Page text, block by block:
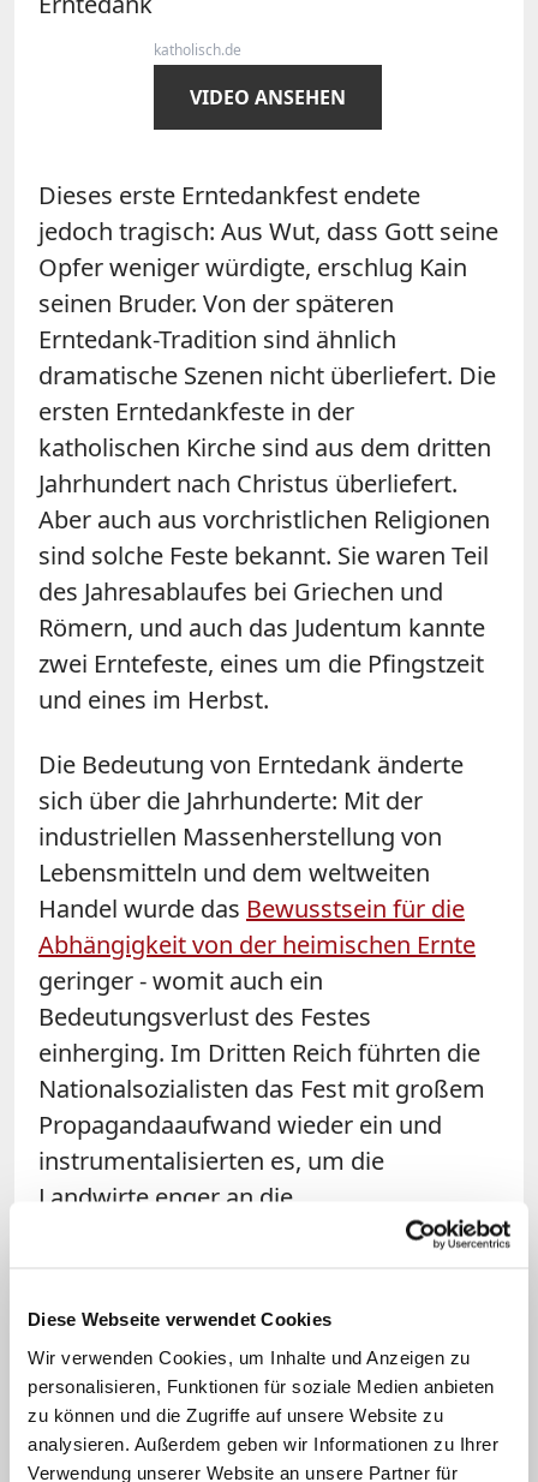
Diese Webseite verwendet Cookies
Wir verwenden Cookies, um Inhalte und Anzeigen zu
personalisieren, Funktionen für soziale Medien anbieten
zu können und die Zugriffe auf unsere Website zu
analysieren. Außerdem geben wir Informationen zu Ihrer
Verwendung unserer Website an unsere Partner für
katholisch.de
VIDEO ANSEHEN
Dieses erste Erntedankfest endete
jedoch tragisch: Aus Wut, dass Gott seine
Opfer weniger würdigte, erschlug Kain
seinen Bruder. Von der späteren
Erntedank-Tradition sind ähnlich
dramatische Szenen nicht überliefert. Die
ersten Erntedankfeste in der
katholischen Kirche sind aus dem dritten
Jahrhundert nach Christus überliefert.
Aber auch aus vorchristlichen Religionen
sind solche Feste bekannt. Sie waren Teil
des Jahresablaufes bei Griechen und
Römern, und auch das Judentum kannte
zwei Erntefeste, eines um die Pfingstzeit
und eines im Herbst.
Die Bedeutung von Erntedank änderte
sich über die Jahrhunderte: Mit der
industriellen Massenherstellung von
Lebensmitteln und dem weltweiten
Handel wurde das Bewusstsein für die
Abhängigkeit von der heimischen Ernte
geringer - womit auch ein
Bedeutungsverlust des Festes
einherging. Im Dritten Reich führten die
Nationalsozialisten das Fest mit großem
Propagandaaufwand wieder ein und
instrumentalisierten es, um die
Landwirte enger an die
Mittelpunkt
Mit dem in der ganzen Gesellschaft
gestiegenen Umweltbewusstsein der
vergangenen Jahrzehnte schließlich